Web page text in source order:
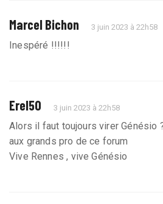
Marcel Bichon 3 juin 2023 à 22h58
Inespéré !!!!!!
Erel50 3 juin 2023 à 22h58
Alors il faut toujours virer Génésio
aux grands pro de ce forum
Vive Rennes , vive Génésio